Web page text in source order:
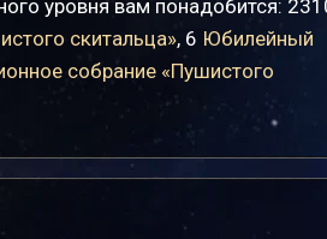
уровня вам понадобится:
скитальца», 6 Юбилейный
собрание «Пушистого